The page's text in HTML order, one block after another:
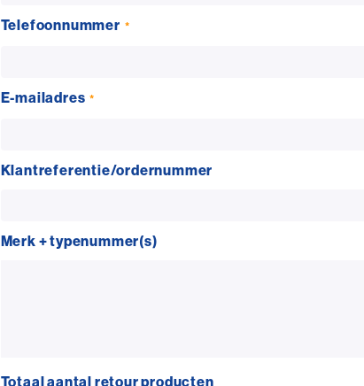
Telefoonnummer
E-mailadres
Klantreferentie/ordernummer
Merk + typenummer(s)
Totaal aantal retour producten